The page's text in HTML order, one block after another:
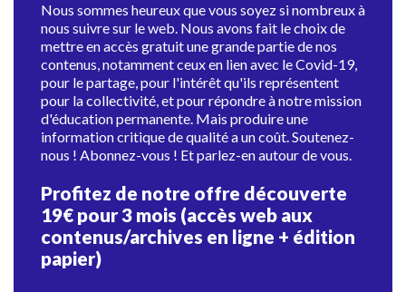
Nous sommes heureux que vous soyez si nombreux à
nous suivre sur le web. Nous avons fait le choix de
mettre en accès gratuit une grande partie de nos
contenus, notamment ceux en lien avec le Covid-19,
pour le partage, pour l'intérêt qu'ils représentent
pour la collectivité, et pour répondre à notre mission
d'éducation permanente. Mais produire une
information critique de qualité a un coût. Soutenez-
nous ! Abonnez-vous ! Et parlez-en autour de vous.
Profitez de notre offre découverte
19€ pour 3 mois (accès web aux
contenus/archives en ligne + édition
papier)